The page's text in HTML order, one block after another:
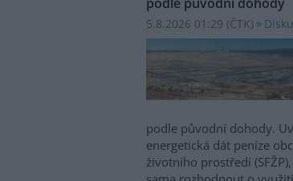
podle původní dohody
5.8.2026 01:29 (ČTK)
podle původní dohody.
energetická dát peníze
životního prostředí